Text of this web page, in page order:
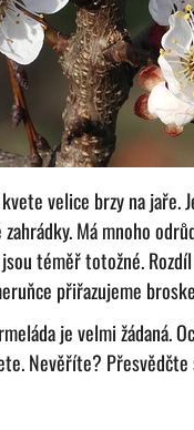
velice brzy na
Má mnoho
téměř totožné.
přiřazujeme
je velmi
Nevěříte? Přesvědčte